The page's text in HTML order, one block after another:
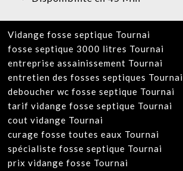
Vidange fosse septique Tournai
fosse septique 3000 litres Tournai
entreprise assainissement Tournai
entretien des fosses septiques Tournai
deboucher wc fosse septique Tournai
tarif vidange fosse septique Tournai
cout vidange Tournai
curage fosse toutes eaux Tournai
spécialiste fosse septique Tournai
prix vidange fosse Tournai